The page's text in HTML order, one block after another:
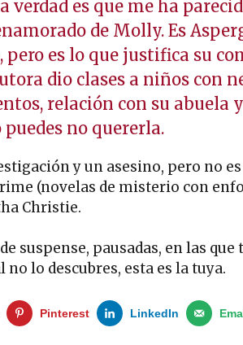
verdad es que me ha
de Molly. Es
pero es lo que justifica su
dio clases a niños con
relación con su abuela
puedes no quererla.
y un asesino, pero no
(novelas de misterio con
Christie.
suspense, pausadas, en las
lo descubres, esta es la tuya.
Pinterest LinkedIn